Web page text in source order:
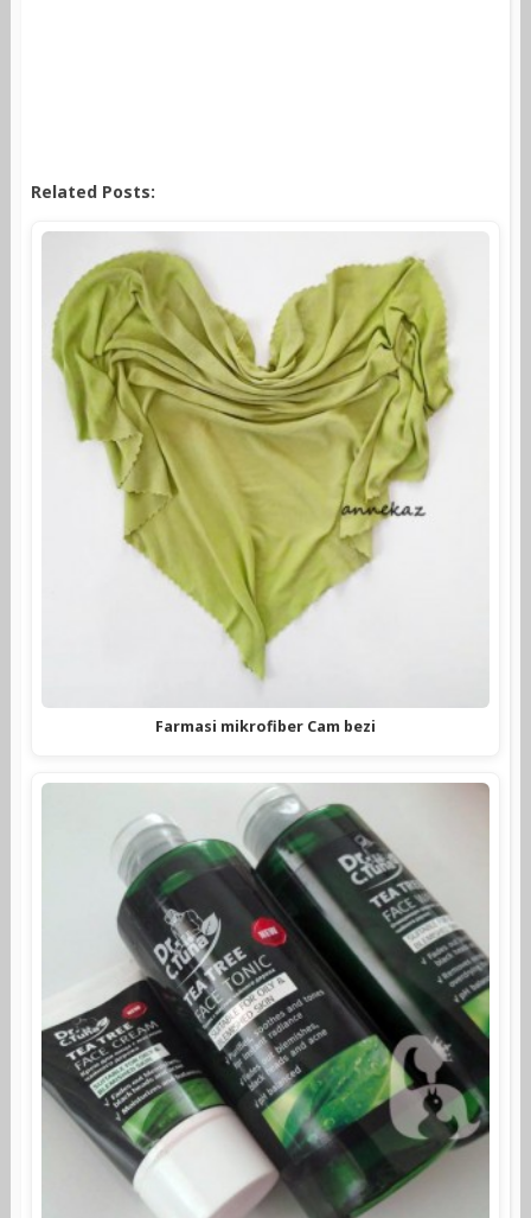
Related Posts:
Farmasi mikrofiber Cam bezi